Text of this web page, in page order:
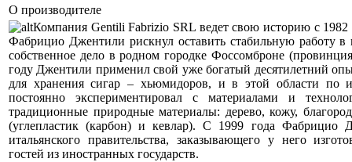
О производителе
Компания Gentili Fabrizio SRL ведет свою историю с 1982
Фабрицио Джентили рискнул оставить стабильную работу в
собственное дело в родном городке Фоссомброне
году Джентили применил свой уже богатый десятилетний
для хранения сигар – хьюмидоров, и в этой области по
постоянно экспериментировал с материалами и
традиционные природные материалы: дерево, кожу,
(углепластик (карбон) и кевлар). С 1999 года Фабрицио
итальянского правительства, заказывающего у него
гостей из иностранных государств.